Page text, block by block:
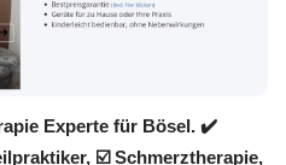
Experte für Bösel. ✔️
☑️ Schmerztherapie,